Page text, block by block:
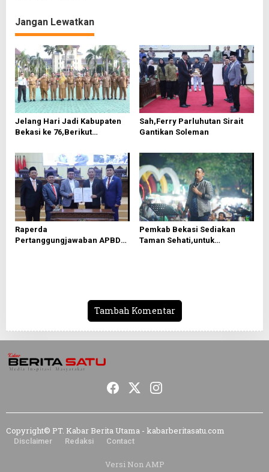
a
s
i
p
o
s
Jangan Lewatkan
Jelang Hari Jadi Kabupaten
Bekasi ke 76,Berikut
Sah,Ferry Parluhutan Sirait
Gantikan Soleman
Raperda
Pertanggungjawaban APBD
Pemkab Bekasi Sediakan
Taman Sehati,untuk
Tambah Komentar
Copyright© PT. Kabar Berita Utama - kabarberitasatu.com
Disclaimer Redaksi Contact
Versi Non AMP